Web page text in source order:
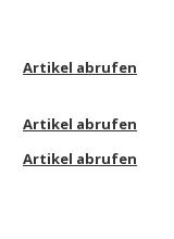
Artikel abrufen
Artikel abrufen
Artikel abrufen